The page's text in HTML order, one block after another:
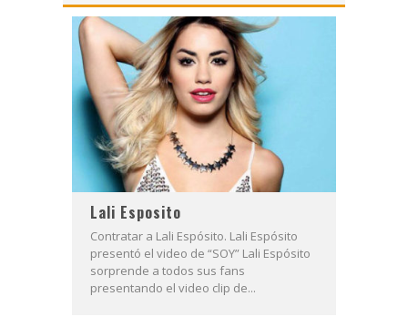
Lali Esposito
Contratar a Lali Espósito. Lali Espósito
presentó el video de “SOY” Lali Espósito
sorprende a todos sus fans
presentando el video clip de...